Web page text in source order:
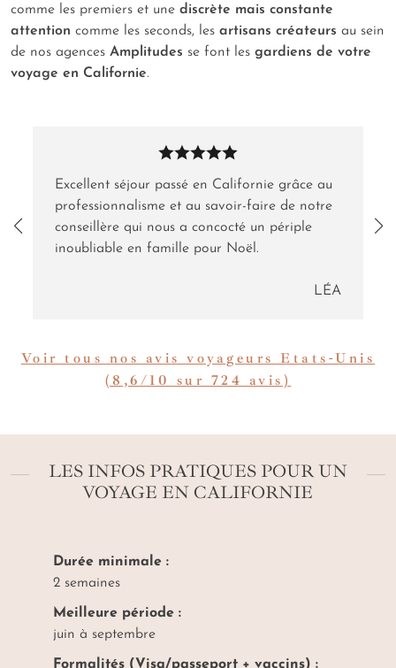
comme les premiers et une discrète mais constante
attention comme les seconds, les artisans créateurs au sein
de nos agences Amplitudes se font les gardiens de votre
voyage en Californie.
Excellent séjour passé en Californie grâce au
professionnalisme et au savoir-faire de notre
conseillère qui nous a concocté un périple
inoubliable en famille pour Noël.
LÉA
Voir tous nos avis voyageurs Etats-Unis
(8,6/10 sur 724 avis)
LES INFOS PRATIQUES POUR UN
VOYAGE EN CALIFORNIE
Durée minimale :
2 semaines
Meilleure période :
juin à septembre
Formalités (Visa/passeport + vaccins) :